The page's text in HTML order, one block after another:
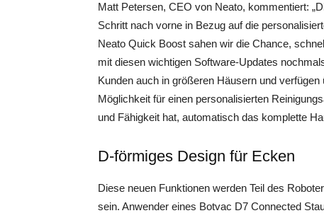
Matt Petersen, CEO von Neato, kommentiert:
Schritt nach vorne in Bezug auf die
Neato Quick Boost sahen wir die Chance,
mit diesen wichtigen Software-Updates
Kunden auch in größeren Häusern und
Möglichkeit für einen personalisierten
und Fähigkeit hat, automatisch das komplette
D-förmiges Design für Ecken
Diese neuen Funktionen werden Teil des
sein. Anwender eines Botvac D7 Connected